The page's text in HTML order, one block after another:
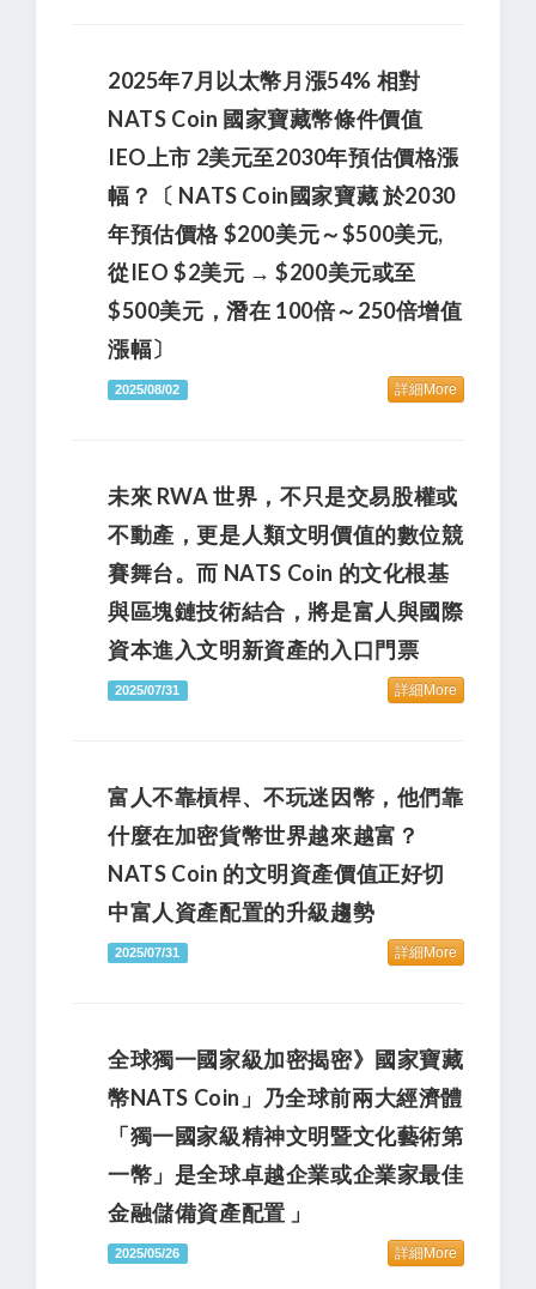
2025年7月以太幣月漲54% 相對
NATS Coin 國家寶藏幣條件價值
IEO上市 2美元至2030年預估價格漲
幅？〔 NATS Coin國家寶藏 於2030
年預估價格 $200美元～$500美元,
從IEO $2美元 → $200美元或至
$500美元，潛在 100倍～250倍增值
漲幅〕
2025/08/02 詳細More
未來 RWA 世界，不只是交易股權或
不動產，更是人類文明價值的數位競
賽舞台。而 NATS Coin 的文化根基
與區塊鏈技術結合，將是富人與國際
資本進入文明新資產的入口門票
2025/07/31 詳細More
富人不靠槓桿、不玩迷因幣，他們靠
什麼在加密貨幣世界越來越富？
NATS Coin 的文明資產價值正好切
中富人資產配置的升級趨勢
2025/07/31 詳細More
全球獨一國家級加密揭密》國家寶藏
幣NATS Coin」乃全球前兩大經濟體
「獨一國家級精神文明暨文化藝術第
一幣」是全球卓越企業或企業家最佳
金融儲備資產配置 」
2025/05/26 詳細More